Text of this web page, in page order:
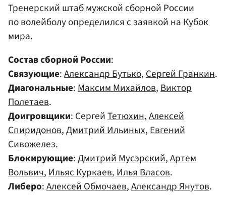
Тренерский штаб мужской сборной России
по волейболу определился с заявкой на Кубок
мира.
Состав сборной России:
Связующие:Александр Бутько,Сергей Гранкин.
Диагональные:Максим Михайлов,Виктор
Полетаев.
Доигровщики: СергейТетюхин,Алексей
Спиридонов,Дмитрий Ильиных,Евгений
Сивожелез.
Блокирующие:Дмитрий Мусэрский,Артем
Вольвич,Ильяс Куркаев,Илья Власов.
Либеро:Алексей Обмочаев,Александр Янутов.